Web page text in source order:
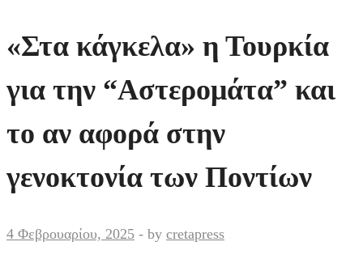
«Στα κάγκελα» η Τουρκία
για την “Αστερομάτα” και
το αν αφορά στην
γενοκτονία των Ποντίων
4 Φεβρουαρίου, 2025 - by cretapress